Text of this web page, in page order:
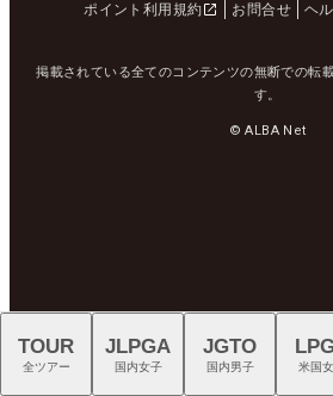
ポイント利用規約
お問合せ ヘ
掲載されている全てのコンテンツの無断での転
す。
© ALBA Net
TOUR
全ツアー
JLPGA
国内女子
JGTO
国内男子 米国